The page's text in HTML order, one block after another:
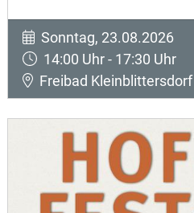
Sonntag, 23.08.2026
14:00 Uhr - 17:30 Uhr
Freibad Kleinblittersdorf